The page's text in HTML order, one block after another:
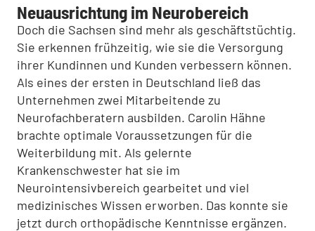
Neuausrichtung im Neurobereich
Doch die Sachsen sind mehr als geschäftstüchtig.
Sie erkennen frühzeitig, wie sie die Versorgung
ihrer Kundinnen und Kunden verbessern können.
Als eines der ersten in Deutschland ließ das
Unternehmen zwei Mitarbeitende zu
Neurofachberatern ausbilden. Carolin Hähne
brachte optimale Voraussetzungen für die
Weiterbildung mit. Als gelernte
Krankenschwester hat sie im
Neurointensivbereich gearbeitet und viel
medizinisches Wissen erworben. Das konnte sie
jetzt durch orthopädische Kenntnisse ergänzen.